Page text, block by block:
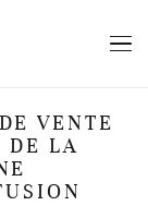
VENTE
DE LA